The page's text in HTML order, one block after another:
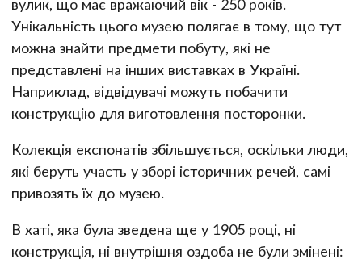
вулик, що має вражаючий вік - 250 років.
Унікальність цього музею полягає в тому, що тут
можна знайти предмети побуту, які не
представлені на інших виставках в Україні.
Наприклад, відвідувачі можуть побачити
конструкцію для виготовлення посторонки.
Колекція експонатів збільшується, оскільки люди,
які беруть участь у зборі історичних речей, самі
привозять їх до музею.
В хаті, яка була зведена ще у 1905 році, ні
конструкція, ні внутрішня оздоба не були змінені: